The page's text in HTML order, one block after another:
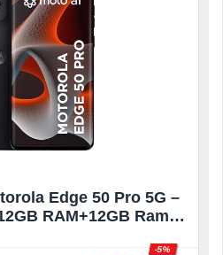
Edge 50 Pro 5G –
RAM+12GB Ram
-5%